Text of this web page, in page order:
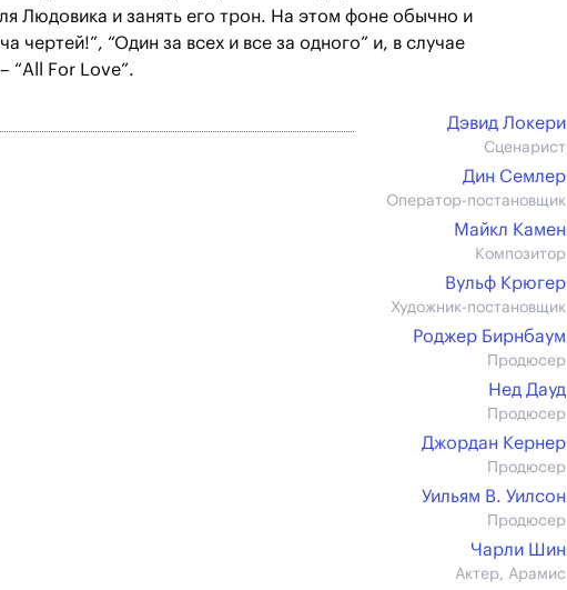
Людовика и занять его трон. На этом фоне обычно и
чертей!”, “Один за всех и все за одного” и, в случае
“All For Love”.
Дэвид Локери
Сценарист
Дин Семлер
Оператор-постановщик
Майкл Камен
Композитор
Вульф Крюгер
Художник-постановщик
Роджер Бирнбаум
Продюсер
Нед Дауд
Продюсер
Джордан Кернер
Продюсер
Уильям В. Уилсон
Продюсер
Чарли Шин
Актер, Арамис